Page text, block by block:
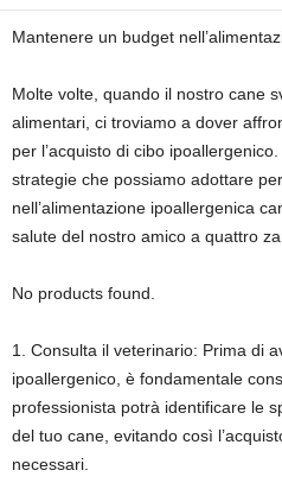
Mantenere un budget
Molte volte, quando il nostro cane
alimentari, ci troviamo a dover
per l’acquisto di cibo
strategie che possiamo adottare
nell’alimentazione ipoallergenica
salute del nostro amico a quattro
No products found.
1. Consulta il veterinario: Prima di
ipoallergenico, è fondamentale
professionista potrà identificare le
del tuo cane, evitando così
necessari.